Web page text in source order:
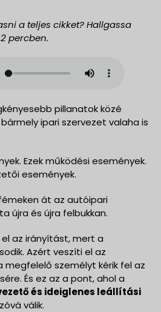
a teljes cikket? Hallgassa
percben.
pillanatok közé
ipari szervezet valaha is
Ezek működési események.
események.
át az autóipari
újra és újra felbukkan.
az irányítást, mert a
Azért veszíti el az
személyt kérik fel az
És ez az a pont, ahol a
és ideiglenes leállítási
válik.